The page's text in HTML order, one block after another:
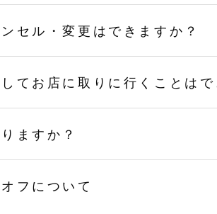
セル・変更はできますか？
てお店に取りに行くことはで
ますか？
フについて